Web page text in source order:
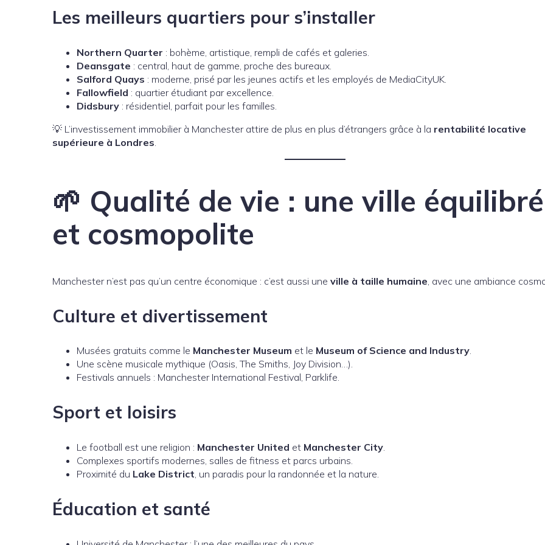
Les meilleurs quartiers pour s’installer
Northern Quarter : bohème, artistique, rempli de cafés et galeries.
Deansgate : central, haut de gamme, proche des bureaux.
Salford Quays : moderne, prisé par les jeunes actifs et les employés de MediaCityUK.
Fallowfield : quartier étudiant par excellence.
Didsbury : résidentiel, parfait pour les familles.
💡 L’investissement immobilier à Manchester attire de plus en plus d’étrangers grâce à la rentabilité locative
supérieure à Londres.
🌱 Qualité de vie : une ville
et cosmopolite
Manchester n’est pas qu’un centre économique : c’est aussi une ville à taille humaine , avec une ambiance
Culture et divertissement
Musées gratuits comme le Manchester Museum et le Museum of Science and Industry.
Une scène musicale mythique (Oasis, The Smiths, Joy Division…).
Festivals annuels : Manchester International Festival, Parklife.
Sport et loisirs
Le football est une religion : Manchester United et Manchester City.
Complexes sportifs modernes, salles de fitness et parcs urbains.
Proximité du Lake District, un paradis pour la randonnée et la nature.
Éducation et santé